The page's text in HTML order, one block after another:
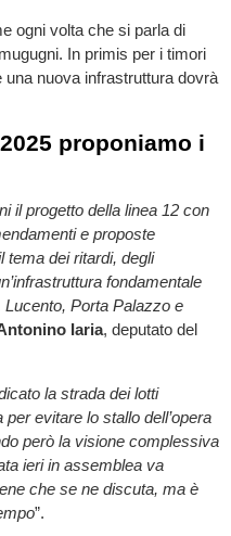
ogni volta che si parla di
In primis per i timori
nuova infrastruttura dovrà
proponiamo i
il progetto della linea 12 con
e proposte
tema dei ritardi, degli
fondamentale
Porta Palazzo e
Iaria, deputato del
la strada dei lotti
evitare lo stallo dell’opera
però la visione complessiva
ieri in assemblea va
che se ne discuta, ma è
”.